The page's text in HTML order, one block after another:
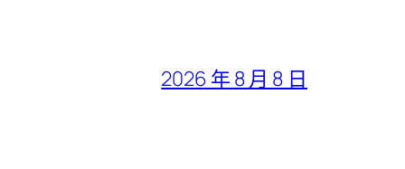
2026 年 8 月 8 日